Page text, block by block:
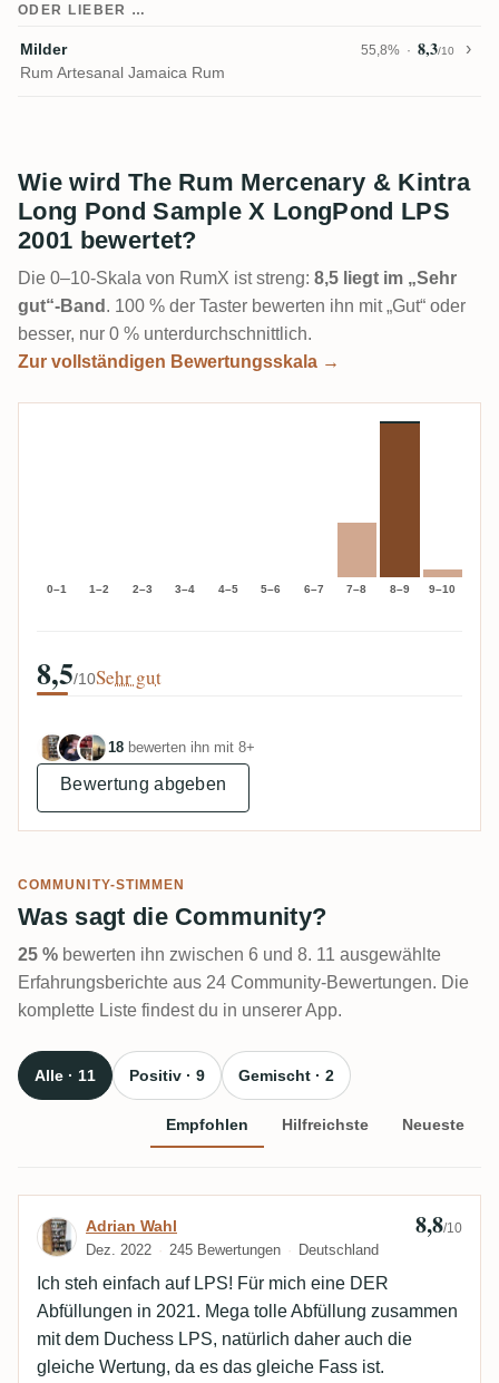
ODER LIEBER …
Milder 55,8% 8,3/10
Rum Artesanal Jamaica Rum
Wie wird The Rum Mercenary & Kintra
Long Pond Sample X LongPond LPS
2001 bewertet?
Die 0–10-Skala von RumX ist streng: 8,5 liegt im „Sehr
gut“-Band . 100 % der Taster bewerten ihn mit „Gut“ oder
besser, nur 0 % unterdurchschnittlich.
Zur vollständigen Bewertungsskala →
0–1 1–2 2–3 3–4 4–5 5–6 6–7 7–8 8–9 9–10
8,5/10Sehr gut
18 bewerten ihn mit 8+
Bewertung abgeben
COMMUNITY-STIMMEN
Was sagt die Community?
25 % bewerten ihn zwischen 6 und 8. 11 ausgewählte
Erfahrungsberichte aus 24 Community-Bewertungen. Die
komplette Liste findest du in unserer App.
Alle · 11 Positiv · 9 Gemischt · 2
Empfohlen Hilfreichste Neueste
Bewertung von Adrian Wahl
Adrian Wahl
Dez. 2022 245 Bewertungen Deutschland
8,8/10
Ich steh einfach auf LPS! Für mich eine DER
Abfüllungen in 2021. Mega tolle Abfüllung zusammen
mit dem Duchess LPS, natürlich daher auch die
gleiche Wertung, da es das gleiche Fass ist.